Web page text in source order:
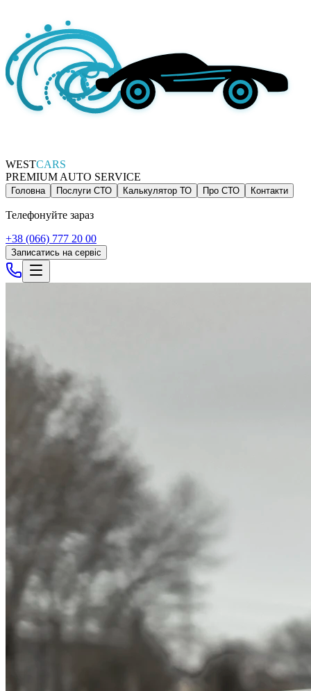
WESTCARS
PREMIUM AUTO SERVICE
Головна Послуги СТО Калькулятор ТО Про СТО Контакти
Телефонуйте зараз
+38 (066) 777 20 00
Записатись на сервіс